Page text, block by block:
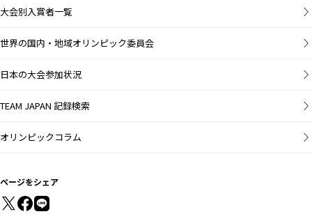
大会別入賞者一覧
世界の国内・地域オリンピック委員会
日本の大会参加状況
TEAM JAPAN 記録検索
オリンピックコラム
ページをシェア